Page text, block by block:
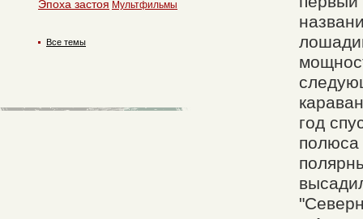
год
полюса
Эпоха застоя Мультфильмы
Все темы